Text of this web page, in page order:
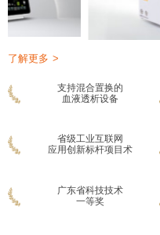
了解更多
支持混合置换的
血液透析设备
省级工业互联网
应用创新标杆项目术
广东省科技技术
一等奖